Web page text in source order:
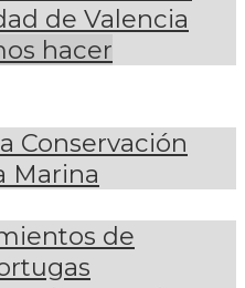
de Valencia
hacer
Conservación
Marina
de